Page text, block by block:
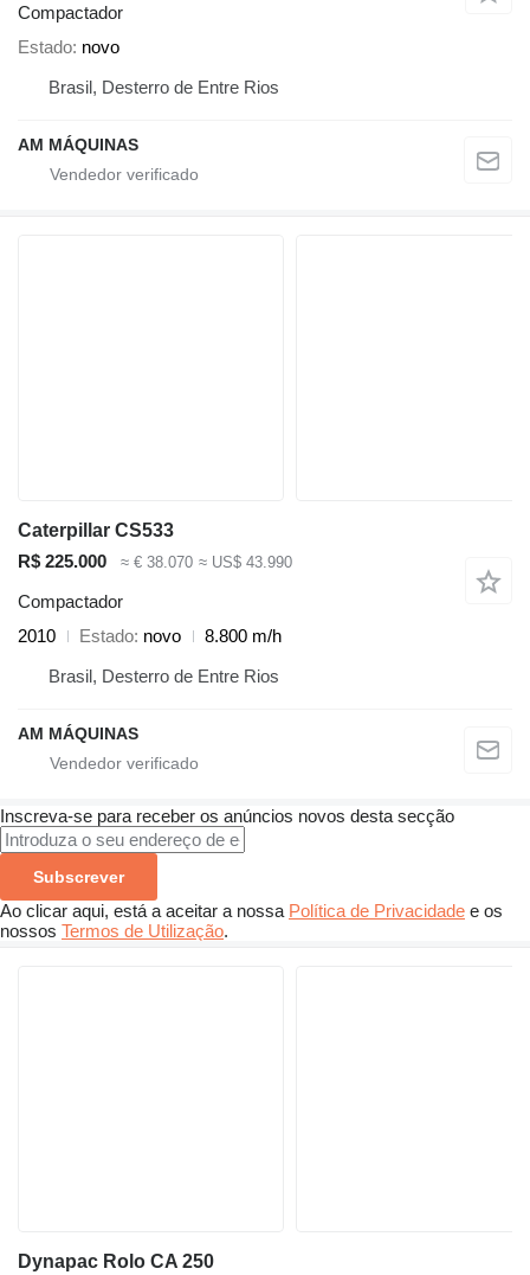
Compactador
Estado novo
Brasil, Desterro de Entre Rios
AM MÁQUINAS
Caterpillar CS533
R$ 225.000
≈ € 38.070 ≈ US$ 43.990
Compactador
2010
Estado novo
8.800 m/h
Brasil, Desterro de Entre Rios
AM MÁQUINAS
Inscreva-se para receber os anúncios novos desta secção
Subscrever
Ao clicar aqui, está a aceitar a nossa Política de Privacidade e os
nossos Termos de Utilização.
Dynapac Rolo CA 250